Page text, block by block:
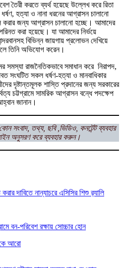
তৈরী করতে ব্যর্থ হয়েছে উল্লেখ করে রিতা
হত্যা ও নানা ধরনের আগ্রাসন চালানো
করার জন্য আগ্রাসন চালানো হচ্ছে। আমাদের
করা হয়েছে। যা আমাদের নির্ভয়ে
বিভিন্ন জায়গায় প্রলোভন দেখিয়ে
তিনি অভিযোগ করেন।
সমস্যা রাজনৈতিকভাবে সমাধান করে নিরাপদ,
সংঘটিত সকল ধর্ষণ-হত্যা ও মানবাধিকার
দৃষ্টান্তমূলক শাস্তি প্রদানের জন্য সরকারের
চট্টগ্রামে সামরিক আগ্রাসন বন্ধে পদক্ষেপ
জানান।
সংবাদ, তথ্য, ছবি ,ভিডিও, কনটেন্ট ব্যবহার
অনুসরণ করে ব্যবহার করুন।
দাবিতে নান্যাচরে এসিসির শিশু র‌্যালি
বন-পরিবেশ রক্ষায় সোচ্চার হোন
আরো